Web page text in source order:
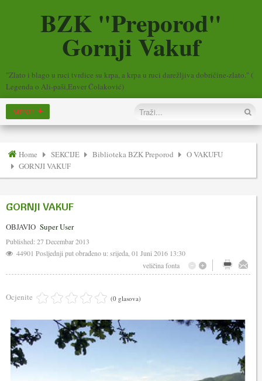
BZK "Preporod"
Gornji Vakuf
"Zlato i blago u ruci tvrdice su krpa, a krpa u ruci darežljiva dobričine-zlato." (
Legenda o Ali-paši,Enver Čolaković)
Home SEKCIJE Biblioteka BZK Preporod
O VAKUFU
GORNJI VAKUF
GORNJI VAKUF
OBJAVIO Super User
Published: 27 Decembar 2013
44901 Posljednji put obrađeno u: srijeda, 01 Juni 2016 13:30
veličina fonta
Ocjenite (0 glasova)